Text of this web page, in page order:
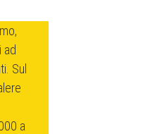
ad
Sul
a